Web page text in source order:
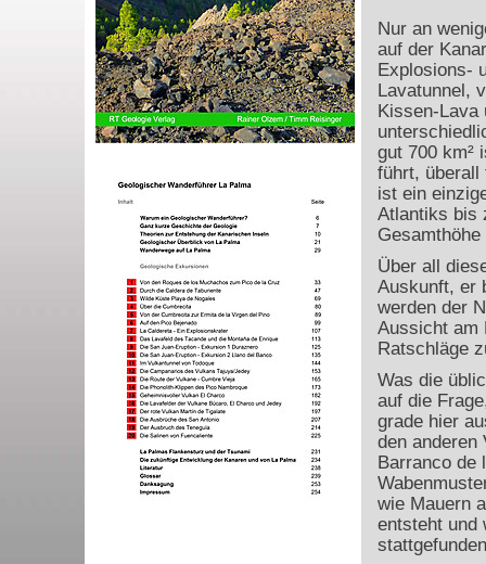
Nur an
auf der
Explosions-
Lavatunnel,
Kissen-Lava
gut 700 km²
führt, überall
ist ein
Atlantiks bis
Über all
Auskunft, er
werden der
Aussicht am
Ratschläge
Was die
auf die
grade hier
den anderen
Barranco de
wie Mauern
entsteht und